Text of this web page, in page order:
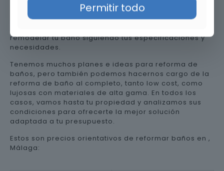
remodelar tu baño siguiendo tus especificaciones y
necesidades.
Tenemos muchos planes e ideas para reforma de
baños, pero también podemos hacernos cargo de la
reforma de baño al completo, tanto low cost, como
lujosas con materiales de alta gama. En todos los
casos, vamos hasta tu propiedad y analizamos sus
condiciones para ofrecerte la mejor solución
adaptada a tu presupuesto.
Estos son precios orientativos de reformar baños en ,
Málaga:
Permitir todo